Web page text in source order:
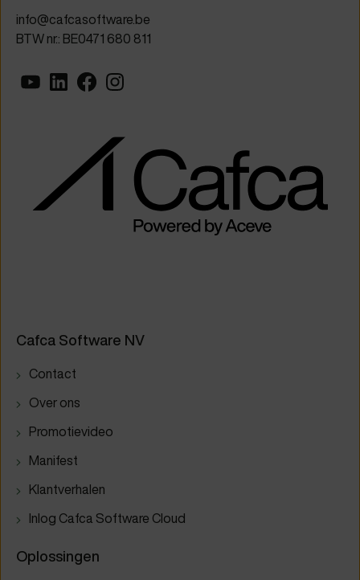
info@cafcasoftware.be
BTW nr.: BE0471 680 811
Cafca Software NV
Contact
Over ons
Promotievideo
Manifest
Klantverhalen
Inlog Cafca Software Cloud
Oplossingen